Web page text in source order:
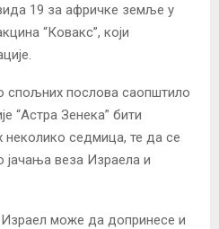
19 за афричке земље у
“Ковакс”, који
спољних послова саопштило
“Астра Зенека” бити
неколико седмица, те да се
јачања веза Израела и
може да допринесе и